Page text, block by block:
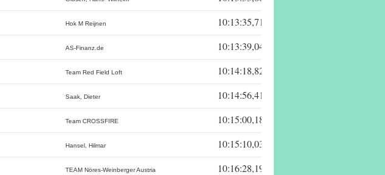
Hok M Reijnen
10:13:35,71
AS-Finanz.de
10:13:39,04
Team Red Field Loft
10:14:18,82
Saak, Dieter
10:14:56,41
Team CROSSFIRE
10:15:00,18
Hansel, Hilmar
10:15:10,03
TEAM Nöres-Weinberger Austria
10:16:28,19